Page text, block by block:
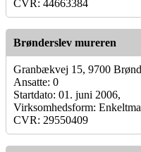
CVR: 44663384
Brønderslev mureren
Granbækvej 15, 9700
Ansatte: 0
Startdato: 01. juni 2006,
Virksomhedsform:
CVR: 29550409